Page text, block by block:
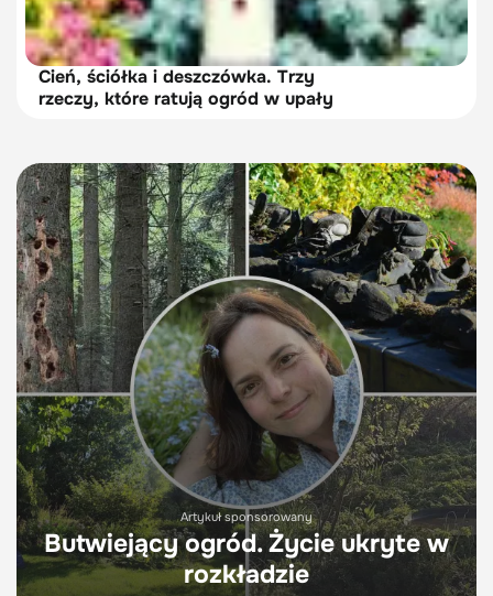
Cień, ściółka i deszczówka. Trzy
rzeczy, które ratują ogród w upały
Artykuł sponsorowany
Butwiejący ogród. Życie ukryte w
rozkładzie